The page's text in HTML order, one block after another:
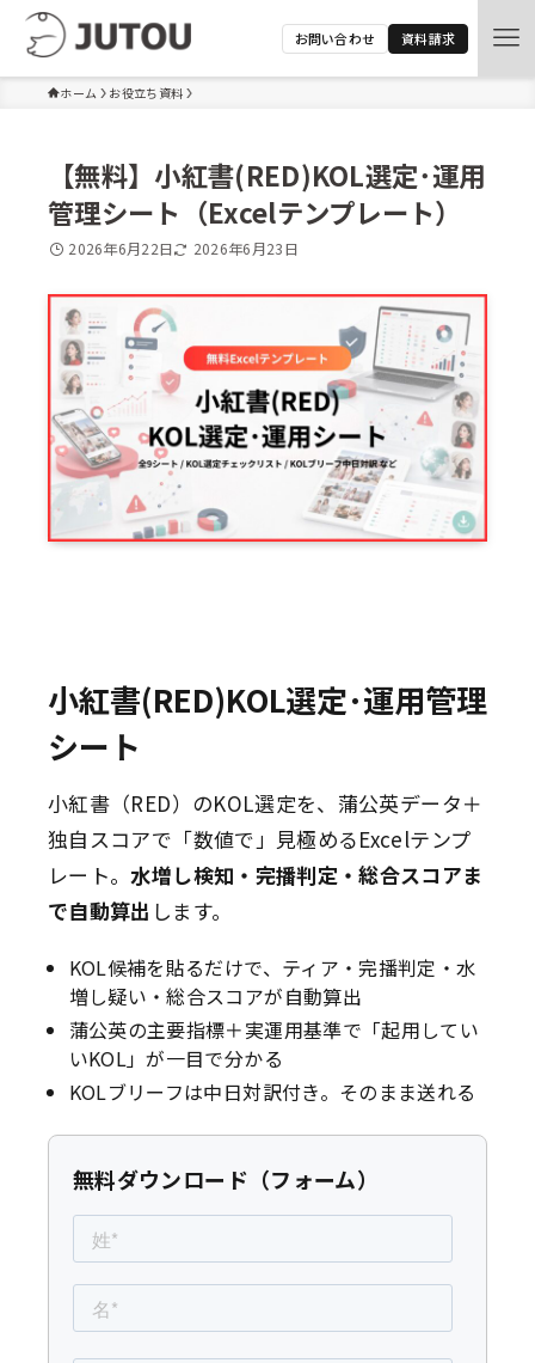
お問い合わせ 資料請求
ホーム お役立ち資料
【無料】小紅書(RED)KOL選定･運用
管理シート（Excelテンプレート）
2026年6月22日 2026年6月23日
小紅書(RED)KOL選定･運用管理
シート
小紅書（RED）のKOL選定を、蒲公英データ＋
独自スコアで「数値で」見極めるExcelテンプ
レート。水増し検知・完播判定・総合スコアま
で自動算出 します。
KOL候補を貼るだけで、ティア・完播判定・水
増し疑い・総合スコアが自動算出
蒲公英の主要指標＋実運用基準で「起用してい
いKOL」が一目で分かる
KOLブリーフは中日対訳付き。そのまま送れる
無料ダウンロード（フォーム）